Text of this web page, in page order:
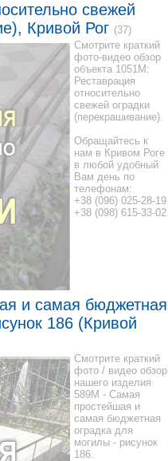
свежей
Кривой Рог (37)
Смотрите краткий
фото-видео обзор
объекта 1051M:
Реставрация
относительно
свежей оградки
(перекрашивание).
Обращайтесь к
нам в Кривом Роге
в любой удобный
Вам день по
телефонам:
+38 (096) 025-28-19
+38 (098) 615-33-02
и самая бюджетная
186 (Кривой
Смотрите краткий
фото / видео обзор
нашего изделия
589M - Самая
простейшая и
самая бюджетная
оградка для
могилы - рисунок
186.